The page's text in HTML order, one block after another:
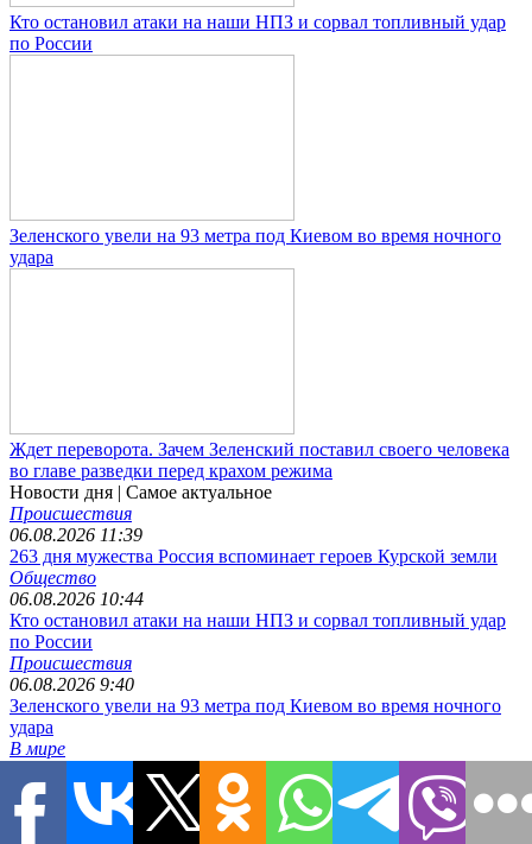
Кто остановил атаки на наши НПЗ и сорвал топливный удар
по России
Зеленского увели на 93 метра под Киевом во время ночного
удара
Ждет переворота. Зачем Зеленский поставил своего человека
во главе разведки перед крахом режима
Новости дня | Самое актуальное
Происшествия
06.08.2026 11:39
263 дня мужества Россия вспоминает героев Курской земли
Общество
06.08.2026 10:44
Кто остановил атаки на наши НПЗ и сорвал топливный удар
по России
Происшествия
06.08.2026 9:40
Зеленского увели на 93 метра под Киевом во время ночного
удара
В мире
Ждет переворота. Зачем Зеленский поставил своего человека
во главе разведки перед крахом режима